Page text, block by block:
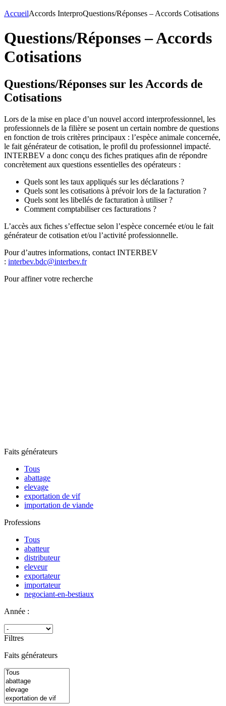
AccueilAccords InterproQuestions/Réponses – Accords Cotisations
Questions/Réponses – Accords
Cotisations
Questions/Réponses sur les Accords de
Cotisations
Lors de la mise en place d’un nouvel accord interprofessionnel, les
professionnels de la filière se posent un certain nombre de questions
en fonction de trois critères principaux : l’espèce animale concernée,
le fait générateur de cotisation, le profil du professionnel impacté.
INTERBEV a donc conçu des fiches pratiques afin de répondre
concrètement aux questions essentielles des opérateurs :
Quels sont les taux appliqués sur les déclarations ?
Quels sont les cotisations à prévoir lors de la facturation ?
Quels sont les libellés de facturation à utiliser ?
Comment comptabiliser ces facturations ?
L’accès aux fiches s’effectue selon l’espèce concernée et/ou le fait
générateur de cotisation et/ou l’activité professionnelle.
Pour d’autres informations, contact INTERBEV
: interbev.bdc@interbev.fr
Pour affiner votre recherche
Faits générateurs
Tous
abattage
elevage
exportation de vif
importation de viande
Professions
Tous
abatteur
distributeur
eleveur
exportateur
importateur
negociant-en-bestiaux
Année :
Filtres
Faits générateurs